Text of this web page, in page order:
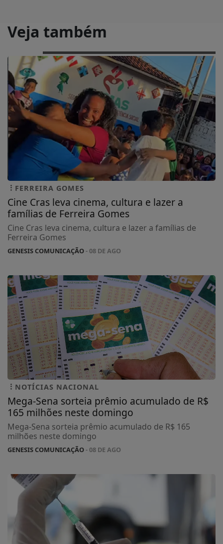
Veja também
FERREIRA GOMES
Cine Cras leva cinema, cultura e lazer a
famílias de Ferreira Gomes
Cine Cras leva cinema, cultura e lazer a famílias de
Ferreira Gomes
GENESIS COMUNICAÇÃO- 08 DE AGO
NOTÍCIAS NACIONAL
Mega-Sena sorteia prêmio acumulado de R$
165 milhões neste domingo
Mega-Sena sorteia prêmio acumulado de R$ 165
milhões neste domingo
GENESIS COMUNICAÇÃO- 08 DE AGO